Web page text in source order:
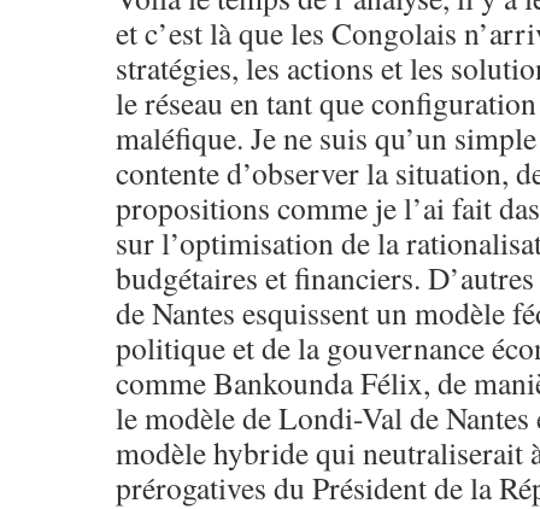
et c’est là que les Congolais
stratégies, les actions et les
le réseau en tant que
maléfique. Je ne suis qu’un
contente d’observer la situation,
propositions comme je l’ai fait
sur l’optimisation de la
budgétaires et financiers.
de Nantes esquissent un modèle
politique et de la gouvernance
comme Bankounda Félix, de
le modèle de Londi-Val de
modèle hybride qui neutraliserait
prérogatives du Président de la